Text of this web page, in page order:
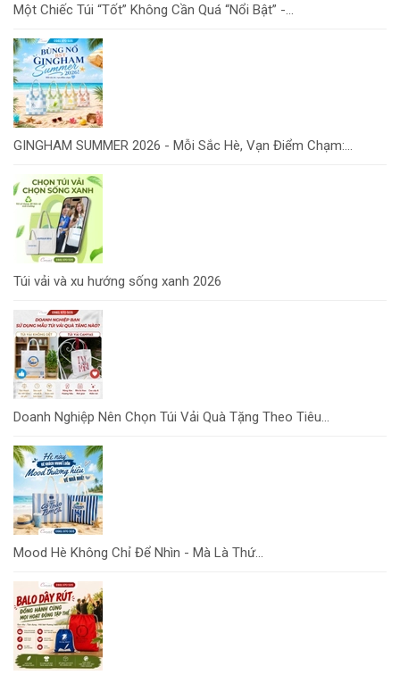
Một Chiếc Túi “Tốt” Không Cần Quá “Nổi Bật” -...
GINGHAM SUMMER 2026 - Mỗi Sắc Hè, Vạn Điểm Chạm:...
Túi vải và xu hướng sống xanh 2026
Doanh Nghiệp Nên Chọn Túi Vải Quà Tặng Theo Tiêu...
Mood Hè Không Chỉ Để Nhìn - Mà Là Thứ...